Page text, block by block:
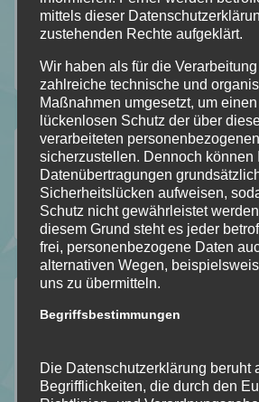
Folgt mir auf…
Folgt
mir
112
Folgt
mir
auf
184
Folgt
mir
auf
18
Folgt
meinem
Bloglovin
Der Durchblick
Meine gelesenen Bücher!
Wer ist Calipa?
mittels dieser
zustehenden Rechte aufgeklärt.
Wir haben als für die
zahlreiche technische und
Maßnahmen umgesetzt, um
lückenlosen Schutz der über
verarbeiteten
sicherzustellen. Dennoch können
Datenübertragungen
Sicherheitslücken aufweisen,
Schutz nicht gewährleistet
diesem Grund steht es jeder
frei, personenbezogene Daten
alternativen Wegen,
uns zu übermitteln.
Begriffsbestimmungen
Die Datenschutzerklärung beruht
Begrifflichkeiten, die durch den